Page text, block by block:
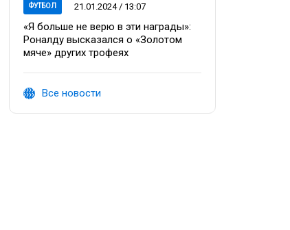
ФУТБОЛ 21.01.2024 / 13:07
«Я больше не верю в эти награды»:
Роналду высказался о «Золотом
мяче» других трофеях
Все новости